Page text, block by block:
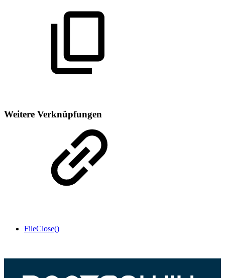
Weitere Verknüpfungen
FileClose()